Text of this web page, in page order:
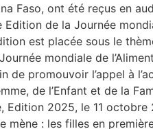
Faso, ont été reçus en
de la Journée
est placée sous le
mondiale de
promouvoir l’appel à
de l’Enfant et de la
Edition 2025, le 11 octobre
mène : les filles en